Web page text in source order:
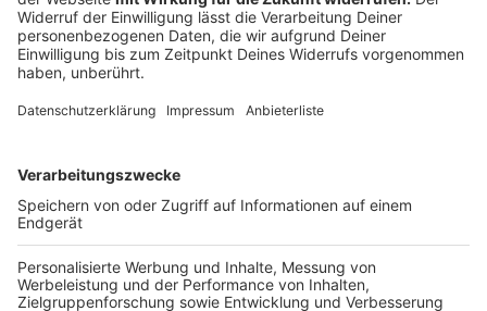
ohnehin an der Realität vorbei. Niemand wäre "so blöd,
objektivierbare Krankheitssymptome zu schildern. Die
haben alle Kopfschmerzen, Bauchschmerzen, Übelkeit,
als Arzt nicht überprüfen, geschweige denn
(in)effektiv wie ein Schulsekretariat."
Anzeige
Der Verbandssprecher meinte, wenn der Gesetzgeber